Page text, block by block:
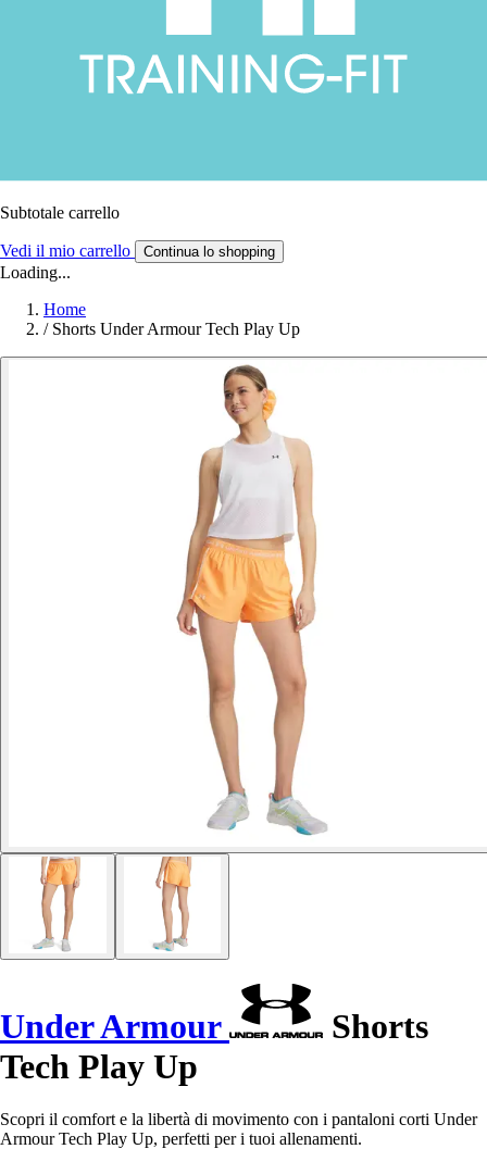
Subtotale carrello
Vedi il mio carrello Continua lo shopping
Loading...
Home
/ Shorts Under Armour Tech Play Up
Under Armour
Shorts
Tech Play Up
Scopri il comfort e la libertà di movimento con i pantaloni corti Under
Armour Tech Play Up, perfetti per i tuoi allenamenti.